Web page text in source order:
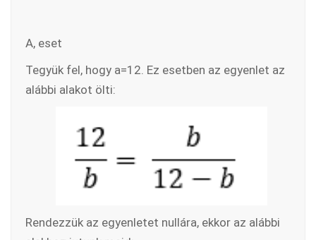
A, eset
Tegyük fel, hogy a=12. Ez esetben az egyenlet az
alábbi alakot ölti:
Rendezzük az egyenletet nullára, ekkor az alábbi